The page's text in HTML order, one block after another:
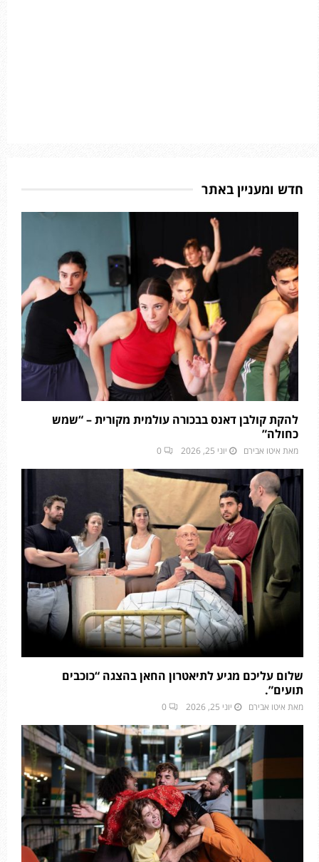
חדש ומעניין באתר
להקת קולבן דאנס בבכורה עולמית מקורית – “שמש
כחולה”
מאת איטו אבירם יוני 25, 2026 0
שלום עליכם מגיע לתיאטרון החאן בהצגה “כוכבים
תועים”.
מאת איטו אבירם יוני 25, 2026 0